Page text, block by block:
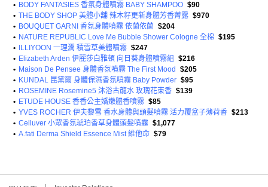
• BODY FANTASIES 香氛身體噴霧 BABY SHAMPOO $90
• THE BODY SHOP 美體小舖 辣木籽更新身體芳香菁露 $970
• BOUQUET GARNI 香氛身體噴霧 依蘭依蘭 $204
• NATURE REPUBLIC Love Me Bubble Shower Cologne 全棉 $195
•
ILLIYOON 一理潤 積雪草美體噴霧 $247
• Elizabeth Arden 伊麗莎白雅頓 向日葵身體噴霧組
$216
• Maison De Pensee 身體香氛噴霧 The First Mood
$205
• KUNDAL 昆黛爾 身體保濕香氛噴霧 Baby Powder $95
• ROSEMINE Rosemine5 沐浴古龍水 玫瑰花束香 $139
• ETUDE HOUSE 香香公主嬌嫩體香噴霧 $85
• YVES ROCHER 伊夫黎雪 香水身體與頭髮噴霧 活力覆盆子薄荷香 $213
• Celluver 小眾香氛琥珀香草身體頭髮噴霧 $1,077
• A.fati Derma Shield Essence Mist 維他命 $79